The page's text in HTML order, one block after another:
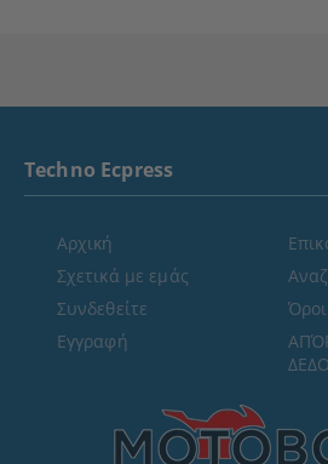
Techno Ecpress
Αρχική
Σχετικά με εμάς
Συνδεθείτε
Εγγραφή